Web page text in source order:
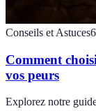
Conseils et Astuces6
Comment
vos peurs
Explorez notre